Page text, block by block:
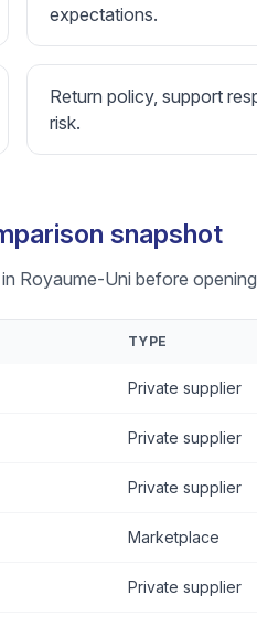
expectations.
Return policy, support
risk.
snapshot
Royaume-Uni before
TYPE
Private supplier
Private supplier
Private supplier
Marketplace
Private supplier